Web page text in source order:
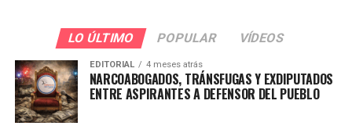
LO ÚLTIMO POPULAR VÍDEOS
EDITORIAL 4 meses atrás
NARCOABOGADOS, TRÁNSFUGAS Y EXDIPUTADOS
ENTRE ASPIRANTES A DEFENSOR DEL PUEBLO